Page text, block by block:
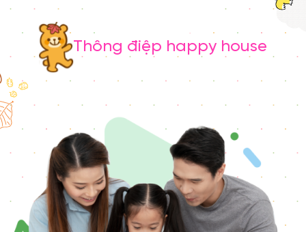
Thông điệp happy house